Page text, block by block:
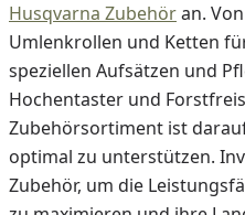
Husqvarna Zubehöran.
Umlenkrollen und Ketten
speziellen Aufsätzen und
Hochentaster und
Zubehörsortiment ist
optimal zu unterstützen.
Zubehör, um die